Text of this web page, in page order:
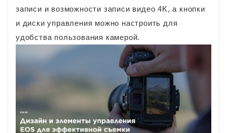
записи и возможности записи видео 4K, а кнопки
и диски управления можно настроить для
удобства пользования камерой.